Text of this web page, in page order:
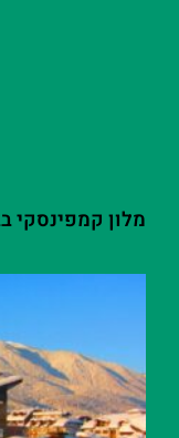
מלון קמפינסקי